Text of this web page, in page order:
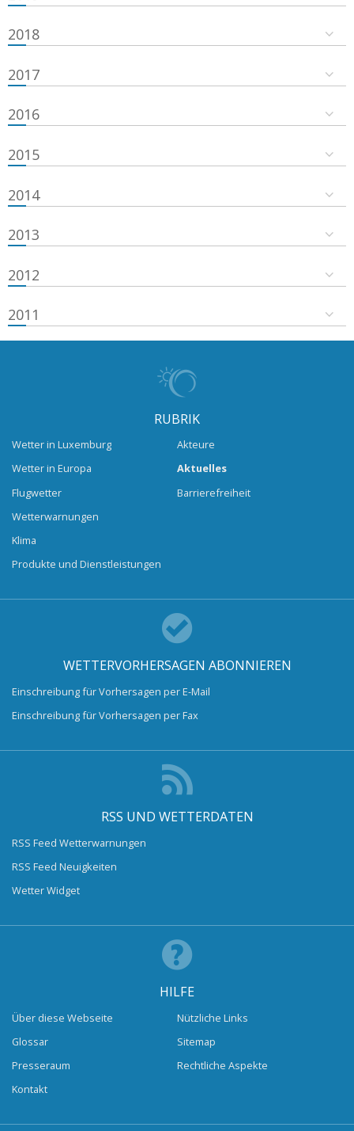
2018
2017
2016
2015
2014
2013
2012
2011
RUBRIK
Wetter in Luxemburg
Wetter in Europa
Flugwetter
Wetterwarnungen
Klima
Produkte und Dienstleistungen
Akteure
Aktuelles
Barrierefreiheit
WETTERVORHERSAGEN ABONNIEREN
Einschreibung für Vorhersagen per E-Mail
Einschreibung für Vorhersagen per Fax
RSS UND WETTERDATEN
RSS Feed Wetterwarnungen
RSS Feed Neuigkeiten
Wetter Widget
HILFE
Über diese Webseite
Glossar
Presseraum
Kontakt
Nützliche Links
Sitemap
Rechtliche Aspekte